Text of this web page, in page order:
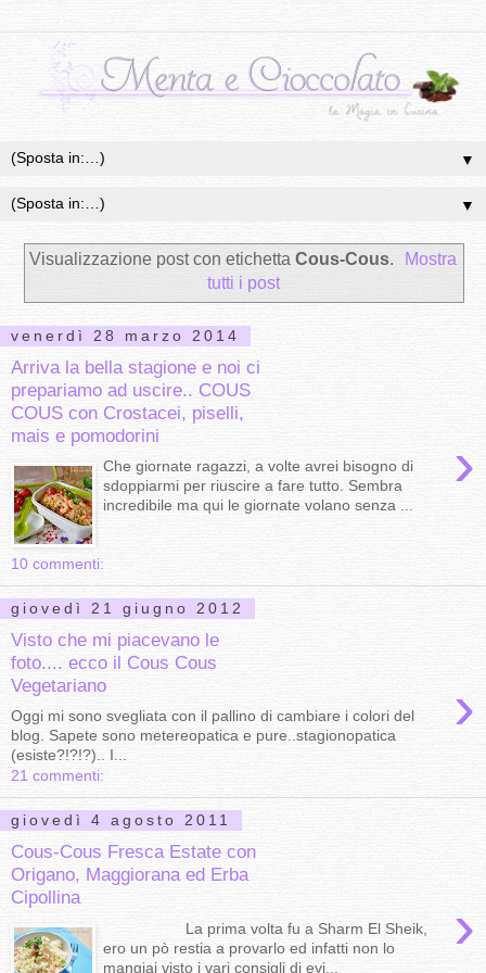
▼
▼
Visualizzazione post con etichetta Cous-Cous.
Mostra
tutti i post
venerdì 28 marzo 2014
Arriva la bella stagione e noi ci
prepariamo ad uscire.. COUS
COUS con Crostacei, piselli,
mais e pomodorini
›
Che giornate ragazzi, a volte avrei bisogno di
sdoppiarmi per riuscire a fare tutto. Sembra
incredibile ma qui le giornate volano senza ...
10 commenti:
giovedì 21 giugno 2012
Visto che mi piacevano le
foto.... ecco il Cous Cous
Vegetariano
›
Oggi mi sono svegliata con il pallino di cambiare i colori del
blog. Sapete sono metereopatica e pure..stagionopatica
(esiste?!?!?).. I...
21 commenti:
giovedì 4 agosto 2011
Cous-Cous Fresca Estate con
Origano, Maggiorana ed Erba
Cipollina
›
La prima volta fu a Sharm El Sheik,
ero un pò restia a provarlo ed infatti non lo
mangiai visto i vari consigli di evi...